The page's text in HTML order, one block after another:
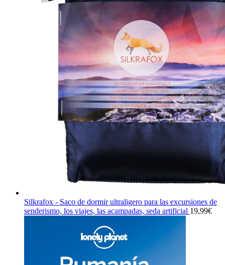
Silkrafox - Saco de dormir ultraligero para las excursiones de
senderismo, los viajes, las acampadas, seda artificial 19,99€